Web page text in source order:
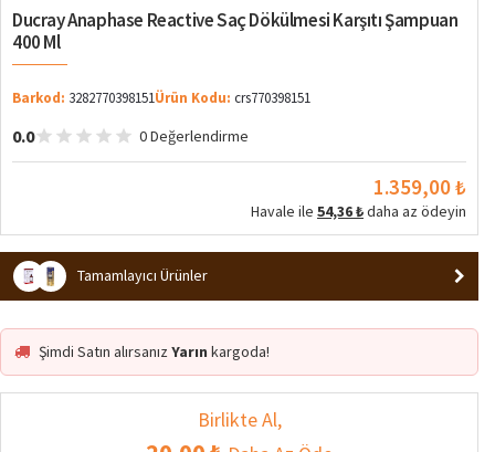
Ducray Anaphase Reactive Saç Dökülmesi Karşıtı Şampuan
400 Ml
Barkod: 3282770398151Ürün Kodu: crs770398151
0.0 0 Değerlendirme
1.359,00 ₺
Havale ile 54,36 ₺daha az ödeyin
Tamamlayıcı Ürünler
Şimdi Satın alırsanızYarın kargoda!
Birlikte Al,